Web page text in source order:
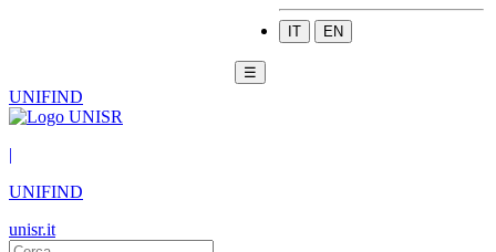
IT EN
☰
UNIFIND
|
UNIFIND
unisr.it